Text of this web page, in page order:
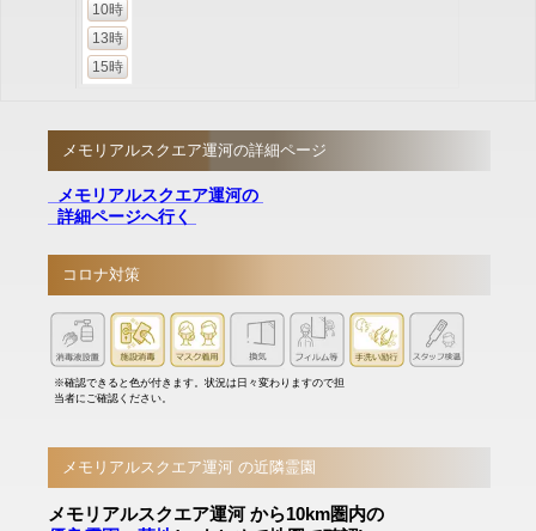
10時
13時
15時
メモリアルスクエア運河の詳細ページ
メモリアルスクエア運河の
詳細ページへ行く
コロナ対策
※確認できると色が付きます。状況は日々変わりますので担
当者にご確認ください。
メモリアルスクエア運河 の近隣霊園
メモリアルスクエア運河 から10km圏内の